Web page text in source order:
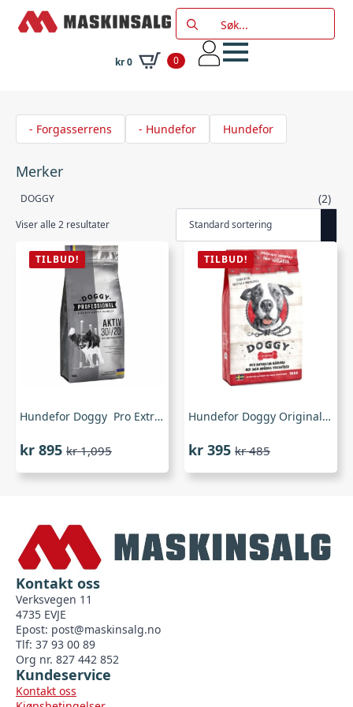
Search
for:
kr0 0
- Forgasserrens - Hundefor Hundefor
Merker
DOGGY (2)
Viser alle 2 resultater
TILBUD!
Hundefor Doggy Pro Extra Aktiv-18 Kg
kr1,095
Opprinnelig
pris
kr 895
Nåværende
pris
TILBUD!
Hundefor Doggy Original-12 Kg
kr485
Opprinnelig
pris
kr 395
Nåværende
pris
Kontakt oss
Verksvegen 11
4735 EVJE
Epost: post@maskinsalg.no
Tlf: 37 93 00 89
Org nr. 827 442 852
Kundeservice
Kontakt oss